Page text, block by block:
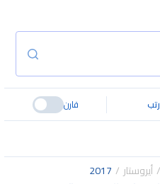
رتب قارن
أيروستار 2017